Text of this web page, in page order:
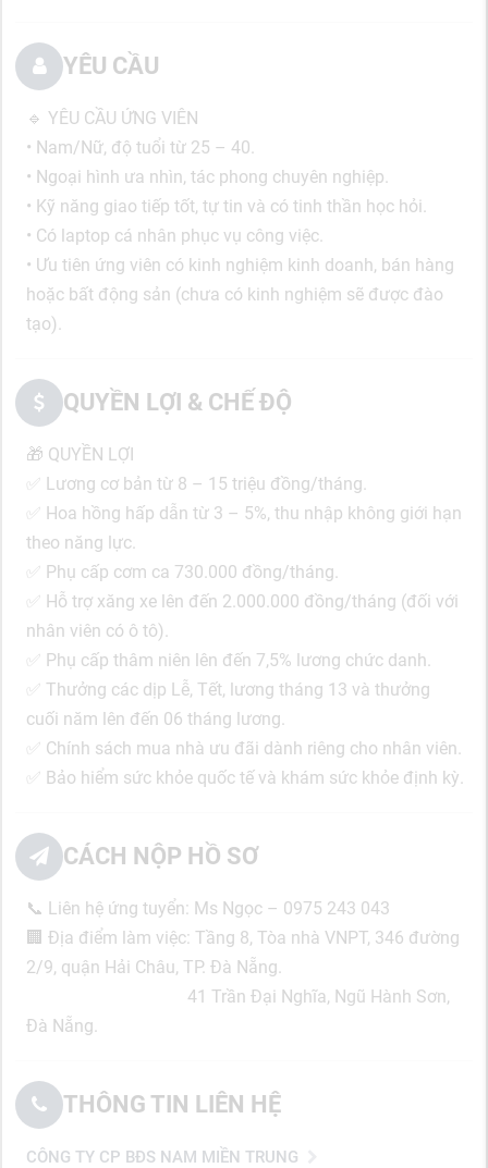
YÊU CẦU
🔹 YÊU CẦU ỨNG VIÊN
• Nam/Nữ, độ tuổi từ 25 – 40.
• Ngoại hình ưa nhìn, tác phong chuyên nghiệp.
• Kỹ năng giao tiếp tốt, tự tin và có tinh thần học hỏi.
• Có laptop cá nhân phục vụ công việc.
• Ưu tiên ứng viên có kinh nghiệm kinh doanh, bán hàng
hoặc bất động sản (chưa có kinh nghiệm sẽ được đào
tạo).
QUYỀN LỢI & CHẾ ĐỘ
🎁 QUYỀN LỢI
✅ Lương cơ bản từ 8 – 15 triệu đồng/tháng.
✅ Hoa hồng hấp dẫn từ 3 – 5%, thu nhập không giới hạn
theo năng lực.
✅ Phụ cấp cơm ca 730.000 đồng/tháng.
✅ Hỗ trợ xăng xe lên đến 2.000.000 đồng/tháng (đối với
nhân viên có ô tô).
✅ Phụ cấp thâm niên lên đến 7,5% lương chức danh.
✅ Thưởng các dịp Lễ, Tết, lương tháng 13 và thưởng
cuối năm lên đến 06 tháng lương.
✅ Chính sách mua nhà ưu đãi dành riêng cho nhân viên.
✅ Bảo hiểm sức khỏe quốc tế và khám sức khỏe định kỳ.
CÁCH NỘP HỒ SƠ
📞 Liên hệ ứng tuyển: Ms Ngọc – 0975 243 043
🏢 Địa điểm làm việc: Tầng 8, Tòa nhà VNPT, 346 đường
2/9, quận Hải Châu, TP. Đà Nẵng.
41 Trần Đại Nghĩa, Ngũ Hành Sơn,
Đà Nẵng.
THÔNG TIN LIÊN HỆ
CÔNG TY CP BĐS NAM MIỀN TRUNG